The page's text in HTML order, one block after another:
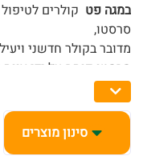
במגה פט קולרים
סרסטו,
מדובר בקולר חדשני
סרסטו פותח על ידי
מתקדמת עם חומרים
לחיית המחמד שלך.
סינון מוצרים